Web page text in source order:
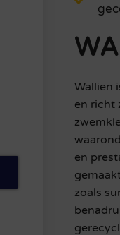
Wallien
en richt
en
zoals